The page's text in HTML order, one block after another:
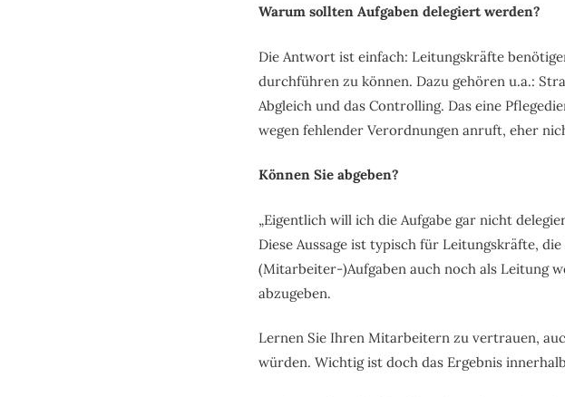
Warum sollten Aufgaben delegiert werden?
Die Antwort ist einfach: Leitungskräfte
durchführen zu können. Dazu gehören u.a.:
Abgleich und das Controlling. Das eine
wegen fehlender Verordnungen anruft, eher
Können Sie abgeben?
„Eigentlich will ich die Aufgabe gar nicht
Diese Aussage ist typisch für Leitungskräfte,
(Mitarbeiter-)Aufgaben auch noch als Leitung
abzugeben.
Lernen Sie Ihren Mitarbeitern zu vertrauen,
würden. Wichtig ist doch das Ergebnis